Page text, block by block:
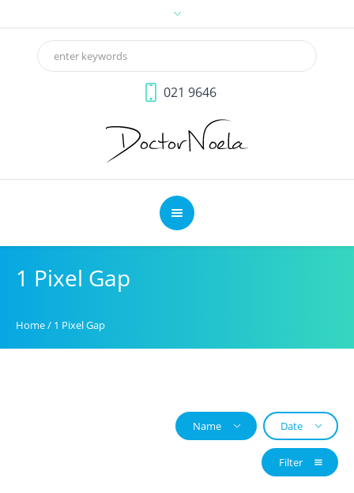
021 9646
1 Pixel Gap
Home/ 1 Pixel Gap
Name Date
Filter